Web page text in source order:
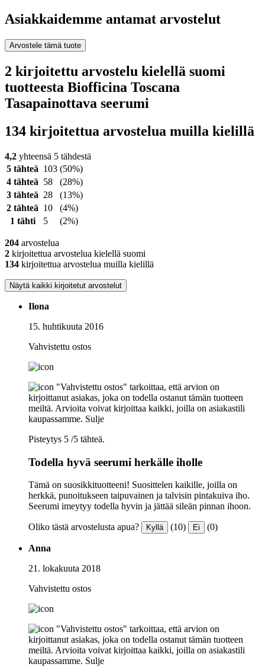
Asiakkaidemme antamat arvostelut
Arvostele tämä tuote
2 kirjoitettu arvostelu kielellä suomi
tuotteesta Biofficina Toscana
Tasapainottava seerumi
134 kirjoitettua arvostelua muilla kielillä
4,2 yhteensä 5 tähdestä
5 tähteä 103 (50%)
4 tähteä 58
(28%)
3 tähteä 28
(13%)
2 tähteä 10
(4%)
1 tähti
5 (2%)
204 arvostelua
2 kirjoitettua arvostelua kielellä suomi
134 kirjoitettua arvostelua muilla kielillä
Näytä kaikki kirjoitetut arvostelut
Ilona
15. huhtikuuta 2016
Vahvistettu ostos
"Vahvistettu ostos" tarkoittaa, että arvion on
kirjoittanut asiakas, joka on todella ostanut tämän tuotteen
meiltä. Arvioita voivat kirjoittaa kaikki, joilla on asiakastili
kaupassamme. Sulje
Pisteytys 5 /5 tähteä.
Todella hyvä seerumi herkälle iholle
Tämä on suosikkituotteeni! Suosittelen kaikille, joilla on
herkkä, punoitukseen taipuvainen ja talvisin pintakuiva iho.
Seerumi imeytyy todella hyvin ja jättää sileän pinnan ihoon.
Oliko tästä arvostelusta apua? Kyllä (10) Ei (0)
Anna
21. lokakuuta 2018
Vahvistettu ostos
"Vahvistettu ostos" tarkoittaa, että arvion on
kirjoittanut asiakas, joka on todella ostanut tämän tuotteen
meiltä. Arvioita voivat kirjoittaa kaikki, joilla on asiakastili
kaupassamme. Sulje